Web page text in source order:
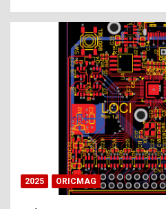
e
b
e
s
t
p
h
o
n
y
2025 ORICMAG